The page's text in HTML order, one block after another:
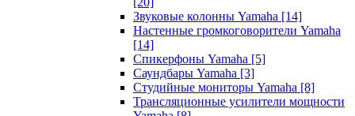
Звуковые колонны Yamaha [14]
Настенные громкоговорители Yamaha
[14]
Спикерфоны Yamaha [5]
Саундбары Yamaha [3]
Студийные мониторы Yamaha [8]
Трансляционные усилители мощности